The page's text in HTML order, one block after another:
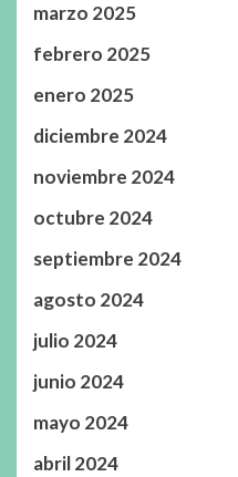
marzo 2025
febrero 2025
enero 2025
diciembre 2024
noviembre 2024
octubre 2024
septiembre 2024
agosto 2024
julio 2024
junio 2024
mayo 2024
abril 2024